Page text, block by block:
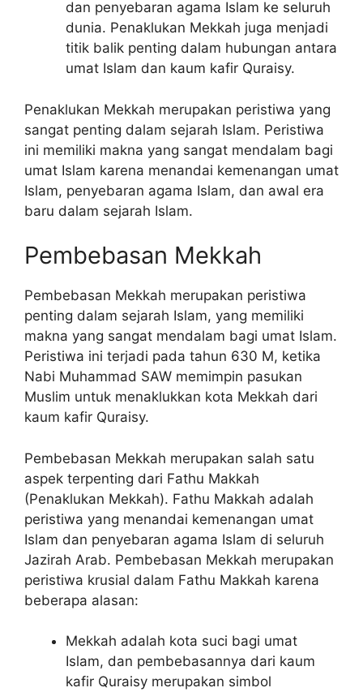
dan penyebaran agama Islam ke seluruh
dunia. Penaklukan Mekkah juga menjadi
titik balik penting dalam hubungan antara
umat Islam dan kaum kafir Quraisy.
Penaklukan Mekkah merupakan peristiwa yang
sangat penting dalam sejarah Islam. Peristiwa
ini memiliki makna yang sangat mendalam bagi
umat Islam karena menandai kemenangan umat
Islam, penyebaran agama Islam, dan awal era
baru dalam sejarah Islam.
Pembebasan Mekkah
Pembebasan Mekkah merupakan peristiwa
penting dalam sejarah Islam, yang memiliki
makna yang sangat mendalam bagi umat Islam.
Peristiwa ini terjadi pada tahun 630 M, ketika
Nabi Muhammad SAW memimpin pasukan
Muslim untuk menaklukkan kota Mekkah dari
kaum kafir Quraisy.
Pembebasan Mekkah merupakan salah satu
aspek terpenting dari Fathu Makkah
(Penaklukan Mekkah). Fathu Makkah adalah
peristiwa yang menandai kemenangan umat
Islam dan penyebaran agama Islam di seluruh
Jazirah Arab. Pembebasan Mekkah merupakan
peristiwa krusial dalam Fathu Makkah karena
beberapa alasan:
Mekkah adalah kota suci bagi umat
Islam, dan pembebasannya dari kaum
kafir Quraisy merupakan simbol